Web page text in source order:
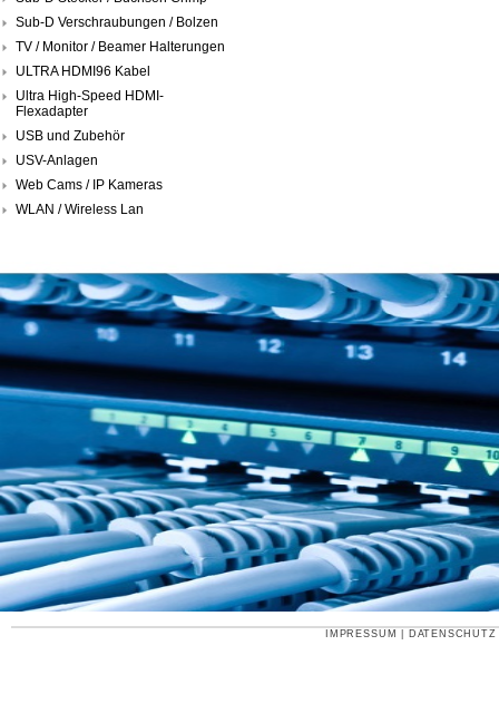
Sub-D Verschraubungen / Bolzen
TV / Monitor / Beamer Halterungen
ULTRA HDMI96 Kabel
Ultra High-Speed HDMI-
Flexadapter
USB und Zubehör
USV-Anlagen
Web Cams / IP Kameras
WLAN / Wireless Lan
IMPRESSUM DATENSCHUTZ